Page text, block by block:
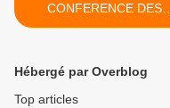
CONFERENCE DES
PRESIDENTS
Hébergé par Overblog
Top articles